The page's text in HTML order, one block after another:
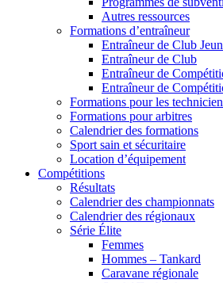
Autres ressources
Formations d’entraîneur
Entraîneur de Club
Entraîneur de Club
Entraîneur de
Entraîneur de
Formations pour les
Formations pour arbitres
Calendrier des formations
Sport sain et sécuritaire
Location d’équipement
Compétitions
Résultats
Calendrier des championnats
Calendrier des régionaux
Série Élite
Femmes
Hommes – Tankard
Caravane régionale